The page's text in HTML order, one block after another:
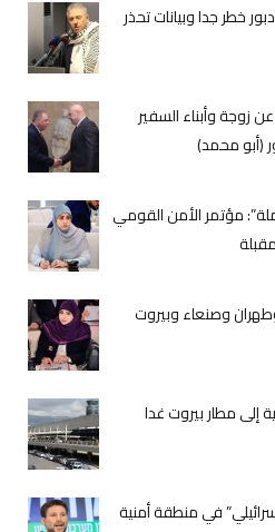
خطر جدا وبيانات تحذر
زوجة وأبناء السفير
(أبو محمد)
مؤتمر الأمن القومي
وصنعاء وبيروت
مطار بيروت غدا
في منطقة أمنية